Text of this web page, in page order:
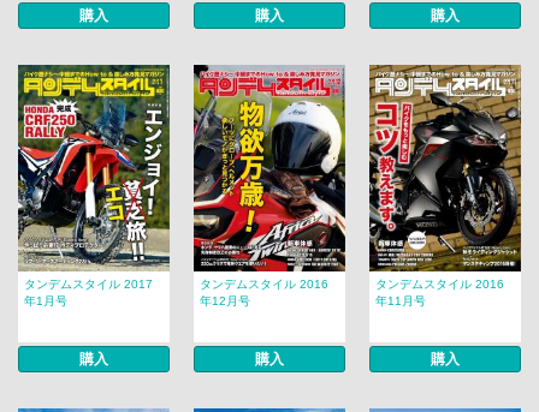
購入 購入 購入
タンデムスタイル 2017
年1月号
購入
タンデムスタイル 2016
年12月号
購入
タンデムスタイル 2016
年11月号
購入